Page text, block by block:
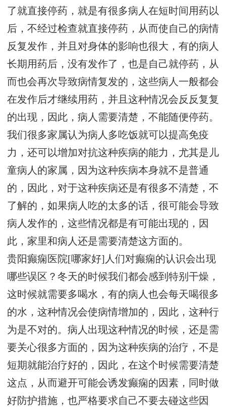
了就直接停药，就是有很多病人在短时间用药以
后，不经过检查就直接停药，从而使自己的病情
反复发作，并且对身体的影响也很大，有的病人
长期用药后，没有发作了，也是自己就停药，从
而也会再次导致病情复发的，这些病人一般都会
在发作后才继续用药，并且这种情况会反反复复
的出现，因此，病人需要清楚，不能随便停药。
我们很多家属认为病人多吃饭就可以提高免疫
力，还可以增加对抗这种疾病的能力，尤其是儿
童病人的家属，因为这种疾病本身就不是普通
的，因此，对于这种疾病还是有很多不清楚，不
了解的，如果病人吃的太多的话，很可能会导致
病人发作的，这些情况都是有可能出现的，因
此，家里和病人还是需要清楚这方面的。
贵阳癫痫医院[哪家好]人们对癫痫的认识会出现
哪些误区？冬天的时候我们都会感到特别干燥，
这时候就需要多喝水，有的病人也会每天喝很多
的水，这种情况会使病情增加的，因此，这种行
为是不对的。病人出现这种情况的时候，还是需
要关心很多方面的，因为这种疾病的治疗，不是
短期就能治疗好的，因此，在这个时候需要清楚
这点，从而避开可能会诱发癫痫的因素，同时做
好防护措施，也严格要求自己不要去碰这些因